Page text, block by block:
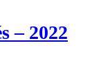
– 2022